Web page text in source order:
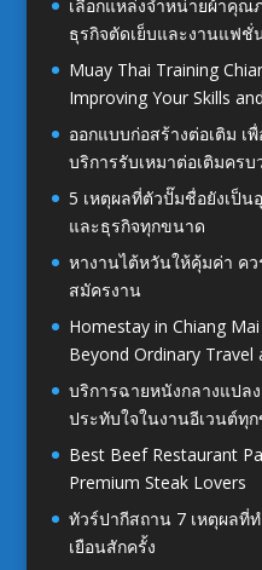
เลือกแหล่งจำหน่ายผ้าคุณ
ธุรกิจตัดเย็บและงานแฟชั่
Muay Thai Training
Improving Your Skills
ออกแบบก่อสร้างต่อเติม เ
บริการรับเหมาต่อเติมครบ
5 เหตุผลที่ตัวปั๊มชื่อยังเป็
และธุรกิจทุกขนาด
หางานไต้หวันให้คุ้มค่า ค
สมัครงาน
Homestay in Chiang
Beyond Ordinary Travel
บริการฉายหนังกลางแปล
ประทับใจในงานอีเวนต์ทุ
Best Beef Restaurant
Premium Steak Lovers
ทัวร์ปากีสถาน 7 เหตุผลที่
เยือนสักครั้ง